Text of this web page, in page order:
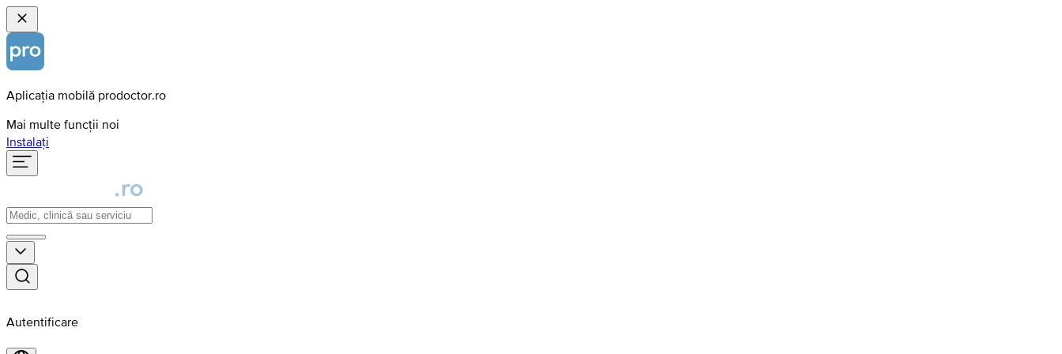
Aplicația mobilă prodoctor.ro
Mai multe funcții noi
Instalați
Autentificare